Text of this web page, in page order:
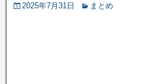
2025年7月31日 まとめ